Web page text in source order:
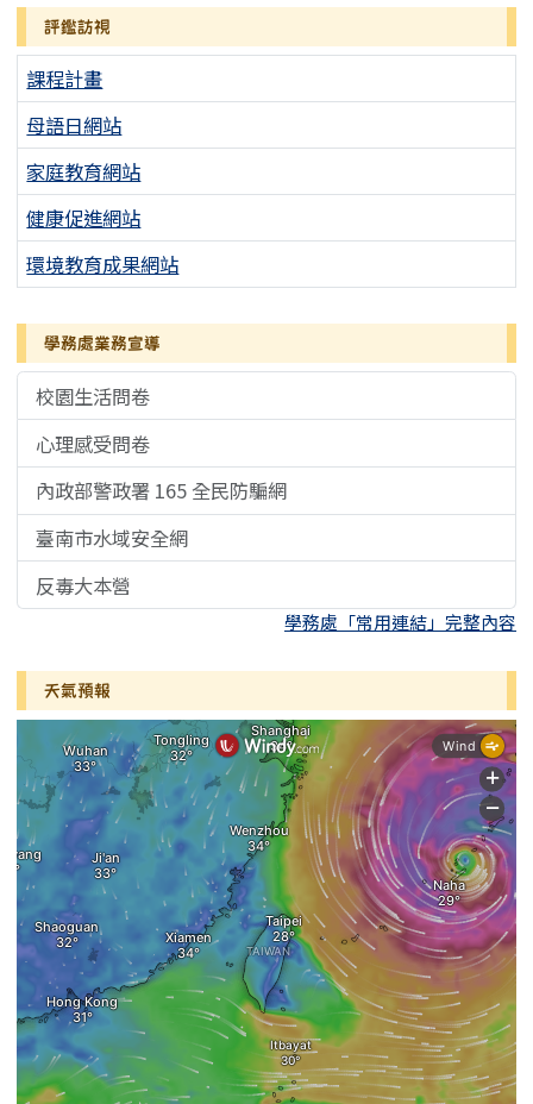
評鑑訪視
課程計畫
母語日網站
家庭教育網站
健康促進網站
環境教育成果網站
學務處業務宣導
校園生活問卷
心理感受問卷
內政部警政署 165 全民防騙網
臺南市水域安全網
反毒大本營
學務處「常用連結」完整內容
天氣預報